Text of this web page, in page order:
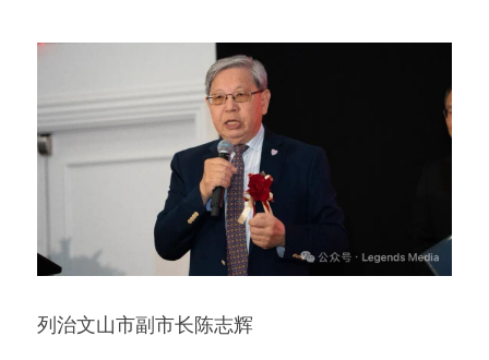
列治文山市副市长陈志辉